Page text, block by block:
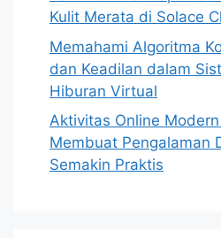
Kulit Merata di Solace
Memahami Algoritma
dan Keadilan dalam
Hiburan Virtual
Aktivitas Online
Membuat Pengalaman
Semakin Praktis